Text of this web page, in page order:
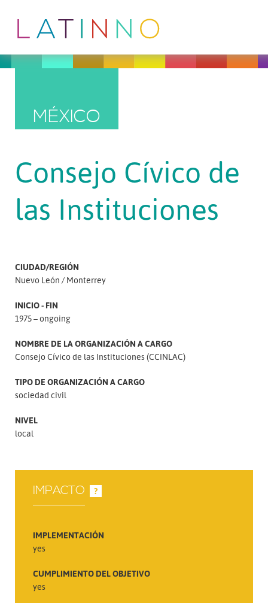
MÉXICO
Consejo Cívico de
las Instituciones
CIUDAD/REGIÓN
Nuevo León
Monterrey
INICIO - FIN
1975 – ongoing
NOMBRE DE LA ORGANIZACIÓN A CARGO
Consejo Cívico de las Instituciones (CCINLAC)
TIPO DE ORGANIZACIÓN A CARGO
sociedad civil
NIVEL
local
IMPACTO ?
IMPLEMENTACIÓN
yes
CUMPLIMIENTO DEL OBJETIVO
yes